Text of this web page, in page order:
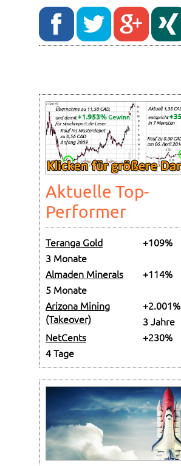
Aktuelle Top-
Performer
Teranga Gold
+109%
3 Monate
Almaden Minerals
+114%
5 Monate
Arizona Mining
(Takeover)
+2.001%
3 Jahre
NetCents
+230%
4 Tage